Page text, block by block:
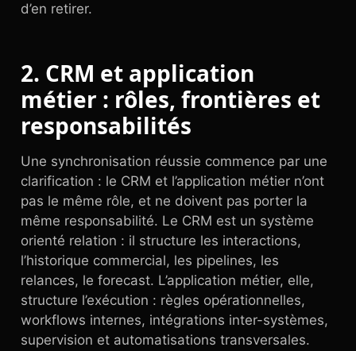
d’en retirer.
2. CRM et application
métier : rôles, frontières et
responsabilités
Une synchronisation réussie commence par une
clarification : le CRM et l’application métier n’ont
pas le même rôle, et ne doivent pas porter la
même responsabilité. Le CRM est un système
orienté relation : il structure les interactions,
l’historique commercial, les pipelines, les
relances, le forecast. L’application métier, elle,
structure l’exécution : règles opérationnelles,
workflows internes, intégrations inter-systèmes,
supervision et automatisations transversales.